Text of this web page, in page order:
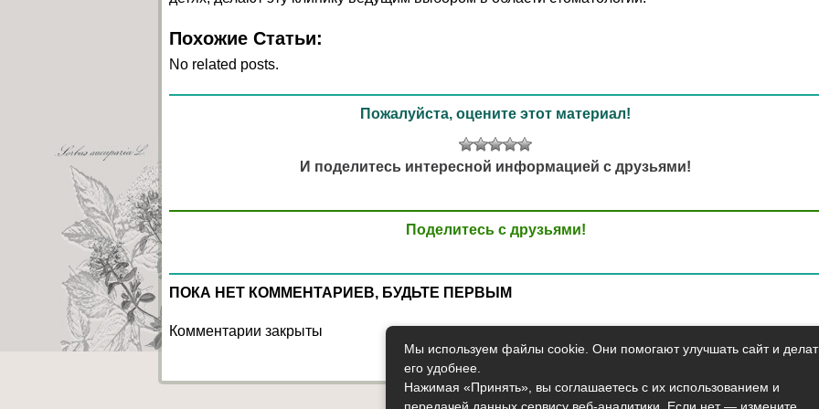
Похожие Статьи:
No related posts.
Пожалуйста, оцените этот материал!
И поделитесь интересной информацией с друзьями!
Поделитесь с друзьями!
ПОКА НЕТ КОММЕНТАРИЕВ, БУДЬТЕ ПЕРВЫМ
Комментарии закрыты
Карта сайта О сайте Контакты
Мы используем файлы cookie. Они помогают улучшать сайт и
его удобнее.
Нажимая «Принять», вы соглашаетесь с их использованием и